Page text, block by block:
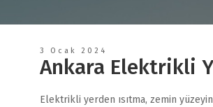
3 Ocak 2024
Ankara Elektrikli
Elektrikli yerden ısıtma, zemin